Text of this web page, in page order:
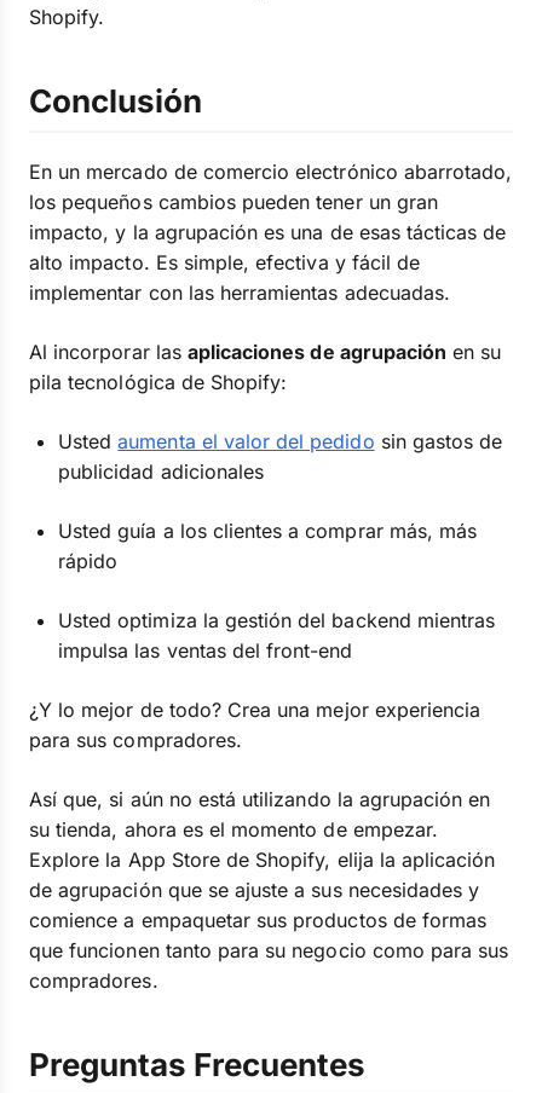
Shopify.
Conclusión
En un mercado de comercio electrónico abarrotado,
los pequeños cambios pueden tener un gran
impacto, y la agrupación es una de esas tácticas de
alto impacto. Es simple, efectiva y fácil de
implementar con las herramientas adecuadas.
Al incorporar las aplicaciones de agrupación en su
pila tecnológica de Shopify:
Ustedaumenta el valor del pedido sin gastos de
publicidad adicionales
Usted guía a los clientes a comprar más, más
rápido
Usted optimiza la gestión del backend mientras
impulsa las ventas del front-end
¿Y lo mejor de todo? Crea una mejor experiencia
para sus compradores.
Así que, si aún no está utilizando la agrupación en
su tienda, ahora es el momento de empezar.
Explore la App Store de Shopify, elija la aplicación
de agrupación que se ajuste a sus necesidades y
comience a empaquetar sus productos de formas
que funcionen tanto para su negocio como para sus
compradores.
Preguntas Frecuentes